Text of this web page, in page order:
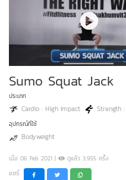
Sumo Squat Jack
ประเภท
Cardio : High Impact Strength
อุปกรณ์ที่ใช้
Bodyweight
เมื่อ 06 Feb 2021 | ดูแล้ว 3,955 ครั้ง
แชร์